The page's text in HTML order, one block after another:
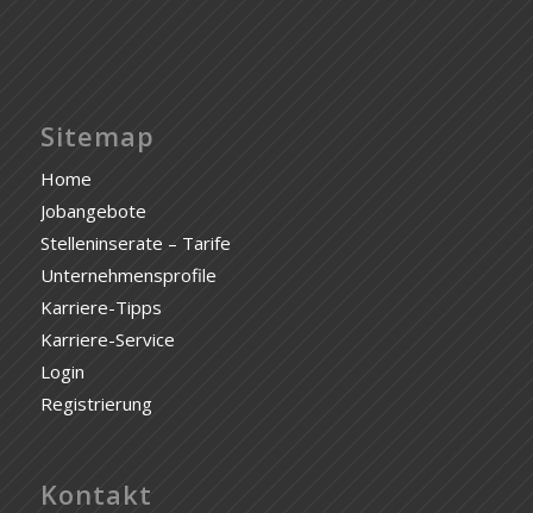
Sitemap
Home
Jobangebote
Stelleninserate – Tarife
Unternehmensprofile
Karriere-Tipps
Karriere-Service
Login
Registrierung
Kontakt